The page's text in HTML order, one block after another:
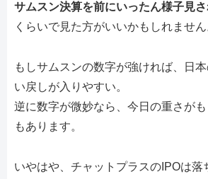
サムスン決算を前にいったん様子見
くらいで見た方がいいかもしれません
もしサムスンの数字が強ければ、日
い戻しが入りやすい。
逆に数字が微妙なら、今日の重さが
もあります。
いやはや、チャットプラスのIPOは落